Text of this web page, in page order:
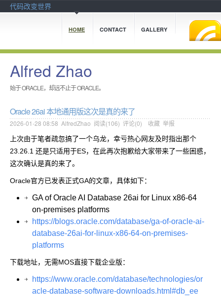
代码改变世界
HOME CONTACT GALLERY
Alfred Zhao
始于 ORACLE，却远不止于 ORACLE。
Oracle 26ai 本地通用版这次是真的来了
2026-01-28 08:58 AlfredZhao 阅读(106) 评论(0) 收藏 举报
上次由于笔者疏忽搞了一个乌龙，幸亏热心网友及时指出那个
23.26.1 还是只适用于ES，在此再次抱歉给大家带来了一些困惑，
这次确认是真的来了。
Oracle官方已发表正式GA的文章，具体如下：
GA of Oracle AI Database 26ai for Linux x86-64
on-premises platforms
https://blogs.oracle.com/database/ga-of-oracle-ai-
database-26ai-for-linux-x86-64-on-premises-
platforms
下载地址，无需MOS直接下载企业版：
https://www.oracle.com/database/technologies/or
acle-database-software-downloads.html#db_ee